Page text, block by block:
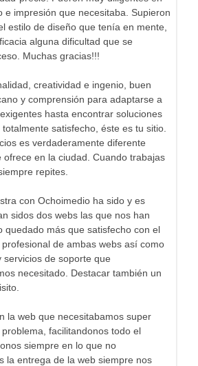
e impresión que necesitaba. Supieron
estilo de diseño que tenía en mente,
alguna dificultad que se
Muchas gracias!!!
creatividad e ingenio, buen
y comprensión para adaptarse a
hasta encontrar soluciones
satisfecho, éste es tu sitio.
es verdaderamente diferente
ofrece en la ciudad. Cuando trabajas
repites.
con Ochoimedio ha sido y es
sidos dos webs las que nos han
quedado más que satisfecho con el
de ambas webs así como
servicios de soporte que
necesitado. Destacar también un
la web que necesitabamos super
facilitandonos todo el
siempre en lo que no
la entrega de la web siempre nos